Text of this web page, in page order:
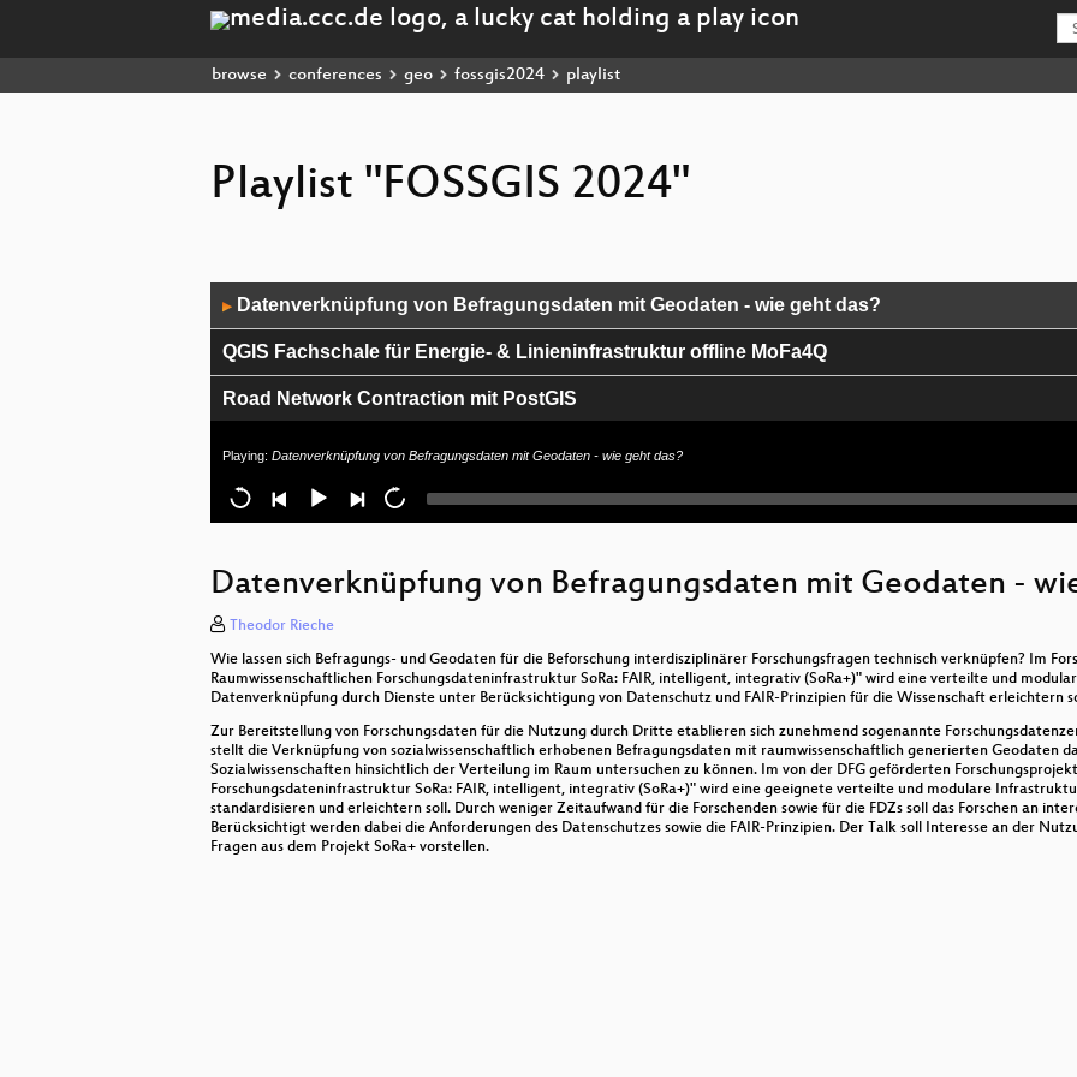
browse conferences geo fossgis2024 playlist
Playlist "FOSSGIS 2024"
Player
▶ Datenverknüpfung von Befragungsdaten mit Geodaten - wie geht das?
QGIS Fachschale für Energie- & Linieninfrastruktur offline MoFa4Q
Road Network Contraction mit PostGIS
Neue Geoperspektiven nach 10 Jahren digital souveräne Softwareentwicklung am BfS
Transformationspotenziale großflächiger Parkplätze für den nachhaltigen Stadtumbau
Ein Plugin mit direktem Zugang zu den Ressourcen aus dem QGIS Hub
ohsomeNow: OSM-Daten in Echtzeit analysieren
CartoHack Live: OSM-basierten Karte mit QGIS und PostGIS erstellen
Ein WanderwegeGIS für den Sauerländischen Gebirgs - und Wanderverein.
Die Berechung der Welt, Generierung von Pseudo-Tags für den BRouter
Playing: Datenverknüpfung von Befragungsdaten mit Geodaten - wie geht das?
Datenverknüpfung von Befragungsdaten mit Geodaten -
Theodor Rieche
Wie lassen sich Befragungs- und Geodaten für die Beforschung interdisziplinärer Forschungsfragen technisch verknüpfen? Im
Raumwissenschaftlichen Forschungsdateninfrastruktur SoRa: FAIR, intelligent, integrativ (SoRa+)" wird eine verteilte und
Datenverknüpfung durch Dienste unter Berücksichtigung von Datenschutz und FAIR-Prinzipien für die Wissenschaft erleichtern
Zur Bereitstellung von Forschungsdaten für die Nutzung durch Dritte etablieren sich zunehmend sogenannte
stellt die Verknüpfung von sozialwissenschaftlich erhobenen Befragungsdaten mit raumwissenschaftlich generierten Geodaten
Sozialwissenschaften hinsichtlich der Verteilung im Raum untersuchen zu können. Im von der DFG geförderten
Forschungsdateninfrastruktur SoRa: FAIR, intelligent, integrativ (SoRa+)" wird eine geeignete verteilte und modulare
standardisieren und erleichtern soll. Durch weniger Zeitaufwand für die Forschenden sowie für die FDZs soll das Forschen an
Berücksichtigt werden dabei die Anforderungen des Datenschutzes sowie die FAIR-Prinzipien. Der Talk soll Interesse an der
Fragen aus dem Projekt SoRa+ vorstellen.